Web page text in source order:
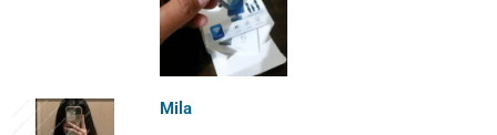
Mila